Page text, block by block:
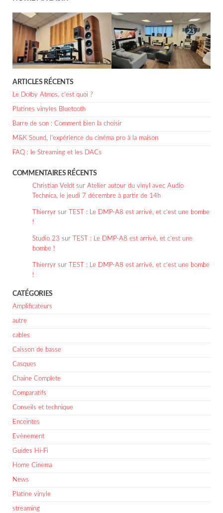
ARTICLES RÉCENTS
Le Dolby Atmos, c’est quoi ?
Platines vinyles Bluetooth
Barre de son : Comment bien la choisir
M&K Sound, l’expérience du cinéma pro à la maison
FAQ : le Streaming et les DACs
COMMENTAIRES RÉCENTS
Christian Veidt sur Atelier autour du vinyl avec Audio
Technica, le jeudi 7 décembre à partir de 14h
Thierryr sur
TEST : Le DMP-A8 est arrivé, et c’est une bombe
!
Studio 23 sur
TEST : Le DMP-A8 est arrivé, et c’est une
bombe !
Thierryr sur
TEST : Le DMP-A8 est arrivé, et c’est une bombe
!
CATÉGORIES
Amplificateurs
autre
cables
Caisson de basse
Casques
Chaine Complete
Comparatifs
Conseils et technique
Enceintes
Evènement
Guides Hi-Fi
Home Cinema
News
Platine vinyle
streaming